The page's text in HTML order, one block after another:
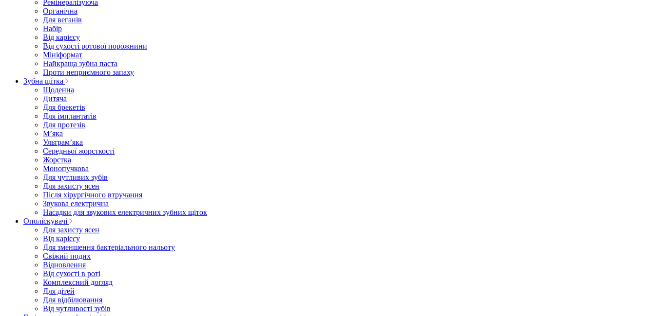
Ремінералізуюча
Органічна
Для веганів
Набір
Від карієсу
Від сухості ротової порожнини
Мініформат
Найкраща зубна паста
Проти неприємного запаху
Зубна щітка
Щоденна
Дитяча
Для брекетів
Для імплантатів
Для протезів
Мʼяка
Ультрамʼяка
Середньої жорсткості
Жорстка
Монопучкова
Для чутливих зубів
Для захисту ясен
Після хірургічного втручання
Звукова електрична
Насадки для звукових електричних зубних щіток
Ополіскувачі
Для захисту ясен
Від карієсу
Для зменшення бактеріального нальоту
Свіжий подих
Відновлення
Від сухості в роті
Комплексний догляд
Для дітей
Для відбілювання
Від чутливості зубів